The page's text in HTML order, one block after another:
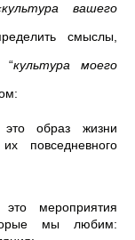
вашего
смыслы,
“культура моего
это образ жизни
повседневного
мероприятия
мы любим: